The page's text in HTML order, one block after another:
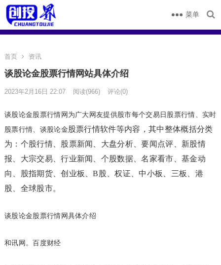
菜单
首页 资讯
谈股论金股票行情网站具体介绍
2023年2月16日 22:07 阅读(966) 评论(0)
谈股论金股票行情网为广大网友提供股市每个交易日股票行情、实时
股票行情、 谈股论金 股票行情软件等内容，其中整体概括分类
为： 个股行情、股票新闻、大盘分析、要闻点评、新股情
报、大宗交易、行业新闻、个股数据、名家看市、基金动
向、股指期货、创业板、B股、权证、中小板、三板、港
股、全球股市。
谈股论金股票行情网具体介绍
和讯网 。百度财经